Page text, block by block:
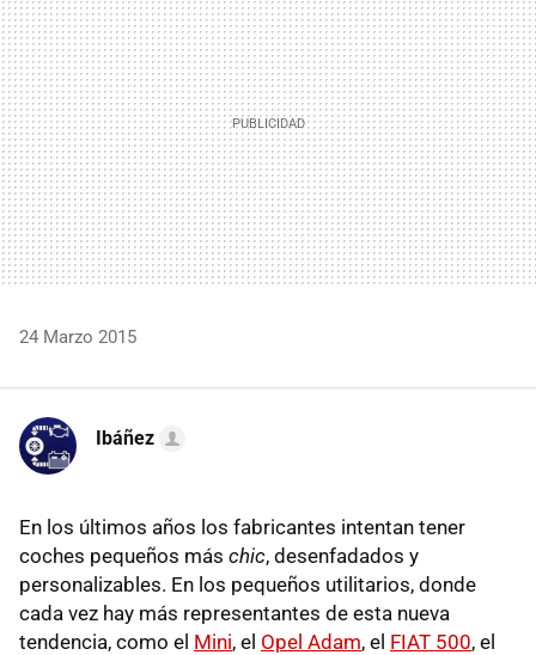
24 Marzo 2015
Ibáñez
En los últimos años los fabricantes intentan tener
coches pequeños más chic, desenfadados y
personalizables. En los pequeños utilitarios, donde
cada vez hay más representantes de esta nueva
tendencia, como el Mini, el Opel Adam, el FIAT 500, el